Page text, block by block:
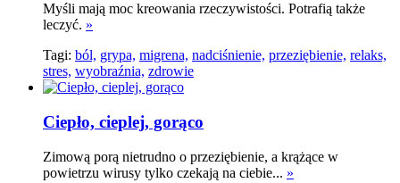
Myśli mają moc kreowania rzeczywistości. Potrafią także
leczyć. »
Tagi: ból, grypa, migrena, nadciśnienie, przeziębienie, relaks,
stres, wyobraźnia, zdrowie
Ciepło, cieplej, gorąco
Zimową porą nietrudno o przeziębienie, a krążące w
powietrzu wirusy tylko czekają na ciebie... »